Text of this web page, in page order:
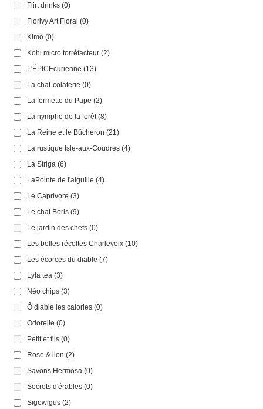
Flirt drinks (0)
Florivy Art Floral (0)
Kimo (0)
Kohi micro torréfacteur (2)
L'ÉPICEcurienne (13)
La chat-colaterie (0)
La fermette du Pape (2)
La nymphe de la forêt (8)
La Reine et le Bûcheron (21)
La rustique Isle-aux-Coudres (4)
La Striga (6)
LaPointe de l'aiguille (4)
Le Caprivore (3)
Le chat Boris (9)
Le jardin des chefs (0)
Les belles récoltes Charlevoix (10)
Les écorces du diable (7)
Lyla tea (3)
Néo chips (3)
Ô diable les calories (0)
Odorelle (0)
Petit et fils (0)
Rose & lion (2)
Savons Hermosa (0)
Secrets d'érables (0)
Sigewigus (2)